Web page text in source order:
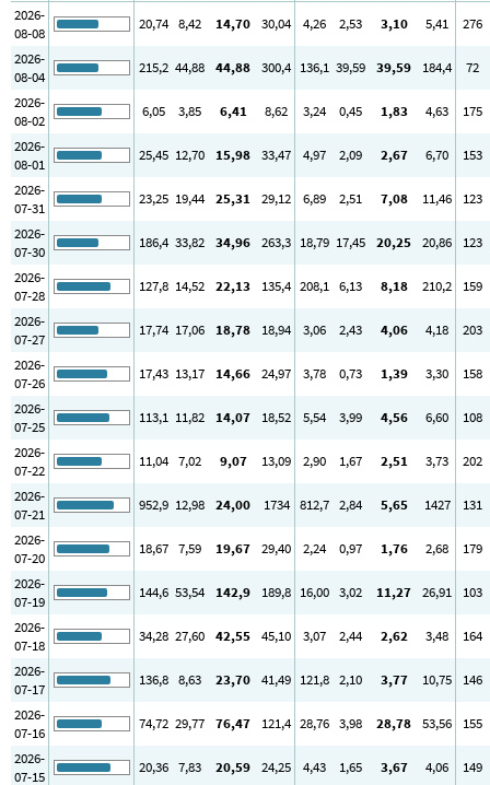
2026-
08-08
20,74 8,42 14,70 30,04 4,26 2,53 3,10 5,41
276
2026-
08-04
215,2 44,88 44,88 300,4 136,1 39,59 39,59 184,4
72
2026-
08-02
6,05 3,85 6,41 8,62 3,24 0,45 1,83 4,63
175
2026-
08-01
25,45 12,70 15,98 33,47 4,97 2,09 2,67 6,70
153
2026-
07-31
23,25 19,44 25,31 29,12 6,89 2,51 7,08 11,46
123
2026-
07-30
186,4 33,82 34,96 263,3 18,79 17,45 20,25 20,86
123
2026-
07-28
127,8 14,52 22,13 135,4 208,1 6,13 8,18 210,2
159
2026-
07-27
17,74 17,06 18,78 18,94 3,06 2,43 4,06 4,18
203
2026-
07-26
17,43 13,17 14,66 24,97 3,78 0,73 1,39 3,30
158
2026-
07-25
113,1 11,82 14,07 18,52 5,54 3,99 4,56 6,60
108
2026-
07-22
11,04 7,02 9,07 13,09 2,90 1,67 2,51 3,73
202
2026-
07-21
952,9 12,98 24,00 1734 812,7 2,84 5,65 1427
131
2026-
07-20
18,67 7,59 19,67 29,40 2,24 0,97 1,76 2,68
179
2026-
07-19
144,6 53,54 142,9 189,8 16,00 3,02 11,27 26,91
103
2026-
07-18
34,28 27,60 42,55 45,10 3,07 2,44 2,62 3,48
164
2026-
07-17
136,8 8,63 23,70 41,49 121,8 2,10 3,77 10,75
146
2026-
07-16
74,72 29,77 76,47 121,4 28,76 3,98 28,78 53,56
155
2026-
07-15
20,36 7,83 20,59 24,25 4,43 1,65 3,67 4,06
149